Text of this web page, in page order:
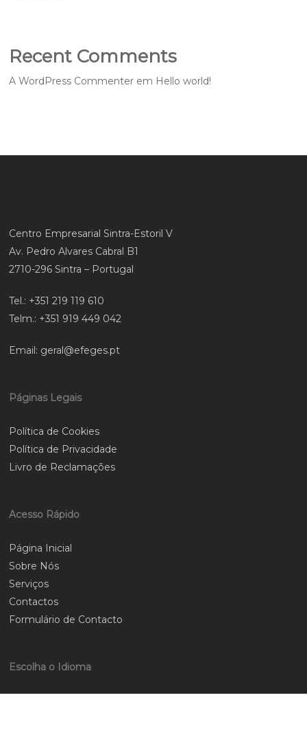
Recent Comments
A WordPress Commenter em Hello world!
Centro Empresarial Sintra-Estoril V
Av. Pedro Alvares Cabral B1
2710-296 Sintra – Portugal
Tel.: +351 219 119 610
Telm.: +351 919 449 042
Email: geral@efeges.pt
Páginas Legais
Política de Cookies
Política de Privacidade
Livro de Reclamações
Acesso Rápido
Página Inicial
Sobre Nós
Serviços
Contactos
Formulário de Contacto
Escolha o Idioma